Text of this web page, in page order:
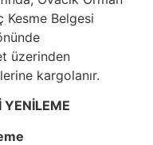
Kesme Belgesi
üzerinden
kargolanır.
YENİLEME